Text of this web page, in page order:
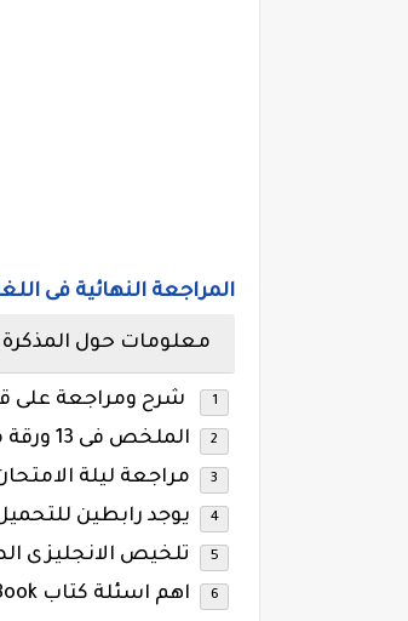
المراجعة النهائية فى
معلومات حول
شرح ومراجعة على
الملخص فى 13 ورقة مراجعة لغة انجليزية اولى اعدادى.
مراجعة ليلة
يوجد رابطين
تلخيص الانجليزى
اهم اسئلة كتاب New Gem & Student Book & Work Book .